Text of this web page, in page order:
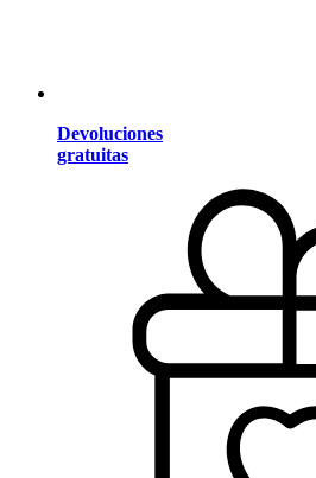
Devoluciones
gratuitas